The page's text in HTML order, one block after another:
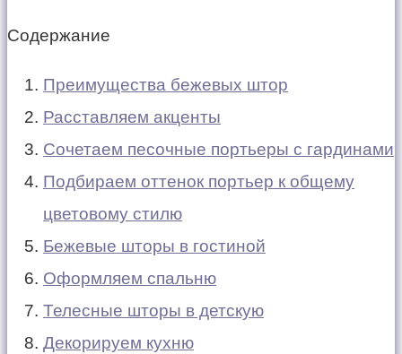
Содержание
Преимущества бежевых штор
Расставляем акценты
Сочетаем песочные портьеры с гардинами
Подбираем оттенок портьер к общему
цветовому стилю
Бежевые шторы в гостиной
Оформляем спальню
Телесные шторы в детскую
Декорируем кухню